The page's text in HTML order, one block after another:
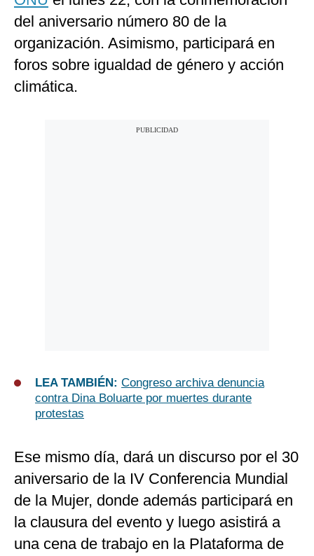
del aniversario número 80 de la
organización. Asimismo, participará en
foros sobre igualdad de género y acción
climática.
LEA TAMBIÉN: Congreso archiva denuncia
contra Dina Boluarte por muertes durante
protestas
Ese mismo día, dará un discurso por el 30
aniversario de la IV Conferencia Mundial
de la Mujer, donde además participará en
la clausura del evento y luego asistirá a
una cena de trabajo en la Plataforma de